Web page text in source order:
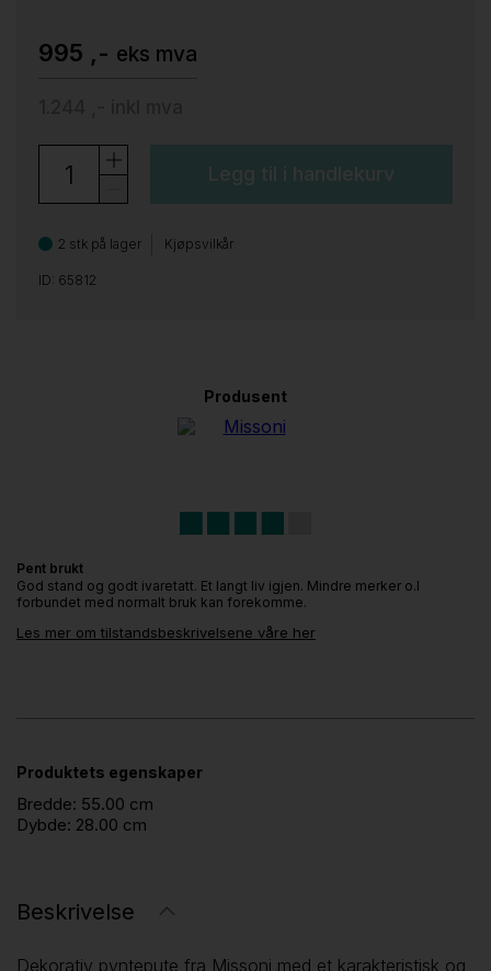
995 ,- eks mva
Legg til i handlekurv
2 stk på lager Kjøpsvilkår
ID: 65812
Produsent
Pent brukt
God stand og godt ivaretatt. Et langt liv igjen. Mindre merker o.l
forbundet med normalt bruk kan forekomme.
Les mer om tilstandsbeskrivelsene våre her
Produktets egenskaper
Bredde: 55.00 cm
Dybde: 28.00 cm
Beskrivelse
Dekorativ pyntepute fra Missoni med et karakteristisk og